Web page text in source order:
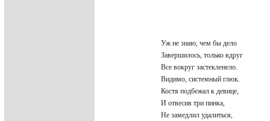
Уж не знаю, чем бы дело
Завершилось, только вдруг
Все вокруг застекленело.
Видимо, системный глюк.
Костя подбежал к девице,
И отвесив три пинка,
Не замедлил удалиться,